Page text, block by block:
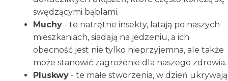
swędzącymi bąblami.
Muchy - te natrętne insekty, latają po naszych
mieszkaniach, siadają na jedzeniu, a ich
obecność jest nie tylko nieprzyjemna, ale także
może stanowić zagrożenie dla naszego zdrowia.
Pluskwy - te małe stworzenia, w dzień ukrywają